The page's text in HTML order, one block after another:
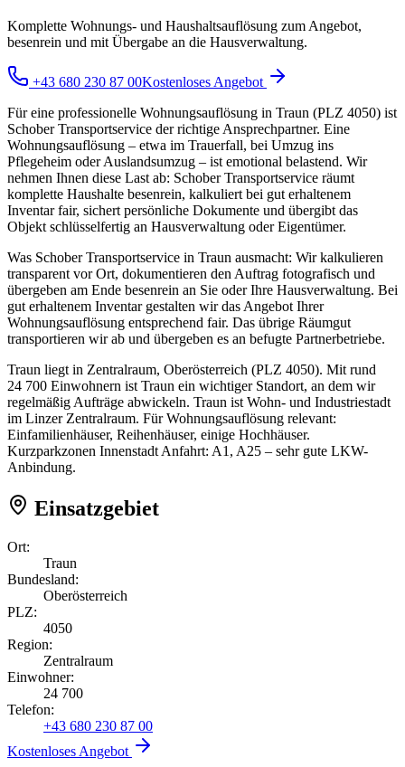
Komplette Wohnungs- und Haushaltsauflösung zum Angebot,
besenrein und mit Übergabe an die Hausverwaltung.
+43 680 230 87 00Kostenloses Angebot
Für eine professionelle Wohnungsauflösung in Traun (PLZ 4050) ist
Schober Transportservice der richtige Ansprechpartner. Eine
Wohnungsauflösung – etwa im Trauerfall, bei Umzug ins
Pflegeheim oder Auslandsumzug – ist emotional belastend. Wir
nehmen Ihnen diese Last ab: Schober Transportservice räumt
komplette Haushalte besenrein, kalkuliert bei gut erhaltenem
Inventar fair, sichert persönliche Dokumente und übergibt das
Objekt schlüsselfertig an Hausverwaltung oder Eigentümer.
Was Schober Transportservice in Traun ausmacht: Wir kalkulieren
transparent vor Ort, dokumentieren den Auftrag fotografisch und
übergeben am Ende besenrein an Sie oder Ihre Hausverwaltung. Bei
gut erhaltenem Inventar gestalten wir das Angebot Ihrer
Wohnungsauflösung entsprechend fair. Das übrige Räumgut
transportieren wir ab und übergeben es an befugte Partnerbetriebe.
Traun liegt in Zentralraum, Oberösterreich (PLZ 4050). Mit rund
24 700 Einwohnern ist Traun ein wichtiger Standort, an dem wir
regelmäßig Aufträge abwickeln. Traun ist Wohn- und Industriestadt
im Linzer Zentralraum. Für Wohnungsauflösung relevant:
Einfamilienhäuser, Reihenhäuser, einige Hochhäuser.
Kurzparkzonen Innenstadt Anfahrt: A1, A25 – sehr gute LKW-
Anbindung.
Einsatzgebiet
Ort:
Traun
Bundesland:
Oberösterreich
PLZ:
4050
Region:
Zentralraum
Einwohner:
24 700
Telefon:
+43 680 230 87 00
Kostenloses Angebot